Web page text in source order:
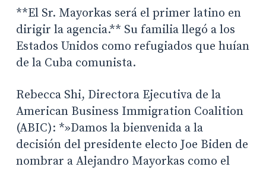
**El Sr. Mayorkas será el primer latino en
dirigir la agencia.** Su familia llegó a los
Estados Unidos como refugiados que huían
de la Cuba comunista.
Rebecca Shi, Directora Ejecutiva de la
American Business Immigration Coalition
(ABIC): *»Damos la bienvenida a la
decisión del presidente electo Joe Biden de
nombrar a Alejandro Mayorkas como el